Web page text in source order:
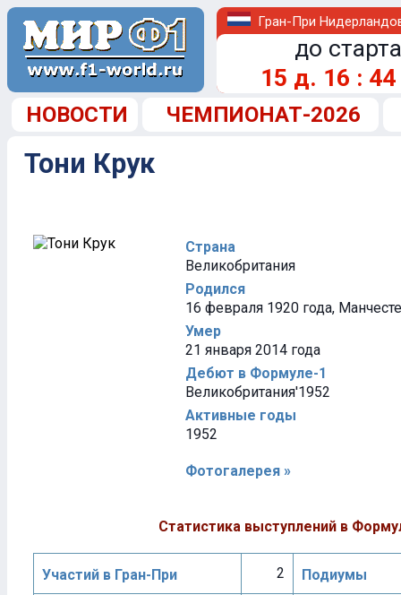
Гран-При
до
15 д. 16 : 44
НОВОСТИ ЧЕМПИОНАТ-2026
Тони Крук
Страна
Великобритания
Родился
16 февраля 1920 года,
Умер
21 января 2014 года
Дебют в Формуле-1
Великобритания'1952
Активные годы
1952
Фотогалерея »
Статистика выступлений в
Участий в Гран-При 2 Подиумы